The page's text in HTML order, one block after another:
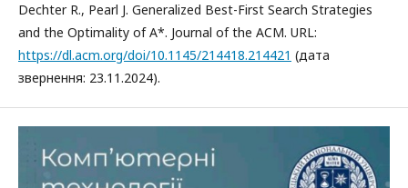
Dechter R., Pearl J. Generalized Best-First Search Strategies
and the Optimality of A*. Journal of the ACM. URL:
https://dl.acm.org/doi/10.1145/214418.214421 (дата
звернення: 23.11.2024).